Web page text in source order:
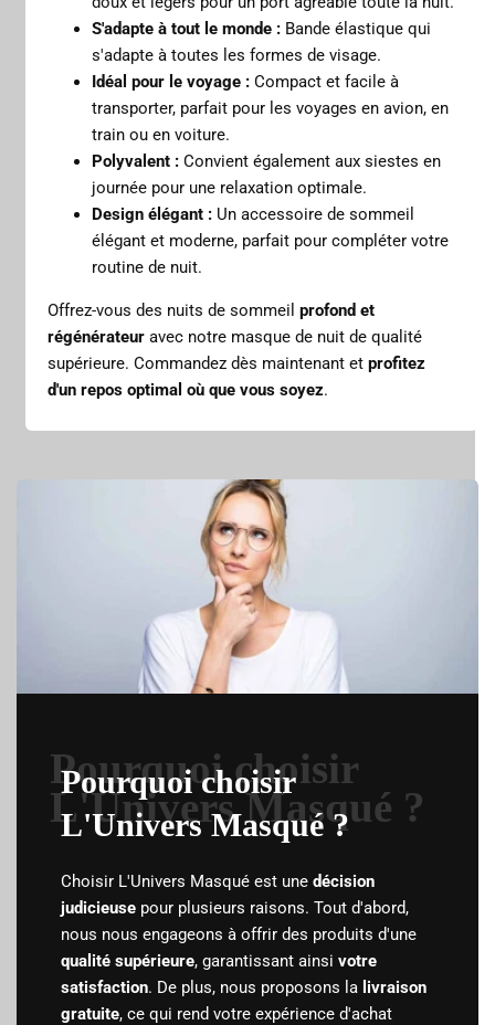
S'adapte à tout le monde : Bande élastique qui
s'adapte à toutes les formes de visage.
Idéal pour le voyage : Compact et facile à
transporter, parfait pour les voyages en avion, en
train ou en voiture.
Polyvalent : Convient également aux siestes en
journée pour une relaxation optimale.
Design élégant : Un accessoire de sommeil
élégant et moderne, parfait pour compléter votre
routine de nuit.
Offrez-vous des nuits de sommeil profond et
régénérateur avec notre masque de nuit de qualité
supérieure. Commandez dès maintenant et profitez
d'un repos optimal où que vous soyez.
Pourquoi choisir
L'Univers Masqué ?
Pourquoi choisir
L'Univers Masqué ?
Choisir L'Univers Masqué est une décision
judicieuse pour plusieurs raisons. Tout d'abord,
nous nous engageons à offrir des produits d'une
qualité supérieure, garantissant ainsi votre
satisfaction. De plus, nous proposons la livraison
gratuite, ce qui rend votre expérience d'achat